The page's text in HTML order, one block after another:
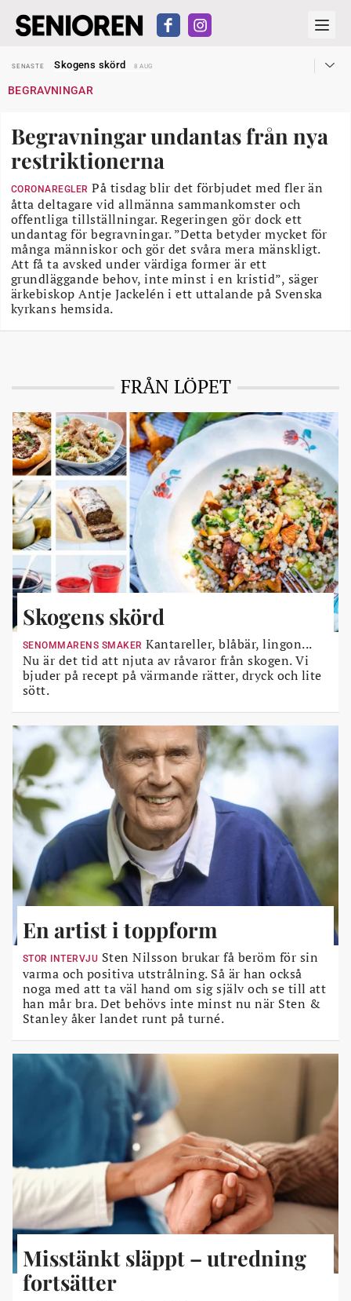
SENASTE
Skogens skörd
8 AUG
SENASTE
Reform för äldre kan bli slag i luften
SENASTE
Snart kan telefonförsäljning förbjudas i Sverige
29 JUL
SENASTE
Hyror rusar ifrån äldres bostadstillägg
28 JUL
SENASTE
Skogens skörd 8 AUG
BEGRAVNINGAR
Begravningar undantas från nya
restriktionerna
CORONAREGLER På tisdag blir det förbjudet med fler än
åtta deltagare vid allmänna sammankomster och
offentliga tillställningar. Regeringen gör dock ett
undantag för begravningar. ”Detta betyder mycket för
många människor och gör det svåra mera mänskligt.
Att få ta avsked under värdiga former är ett
grundläggande behov, inte minst i en kristid”, säger
ärkebiskop Antje Jackelén i ett uttalande på Svenska
kyrkans hemsida.
FRÅN LÖPET
Skogens skörd
SENOMMARENS SMAKER Kantareller, blåbär, lingon...
Nu är det tid att njuta av råvaror från skogen. Vi
bjuder på recept på värmande rätter, dryck och lite
sött.
En artist i toppform
STOR INTERVJU Sten Nilsson brukar få beröm för sin
varma och positiva utstrålning. Så är han också
noga med att ta väl hand om sig själv och se till att
han mår bra. Det behövs inte minst nu när Sten &
Stanley åker landet runt på turné.
Misstänkt släppt – utredning
fortsätter